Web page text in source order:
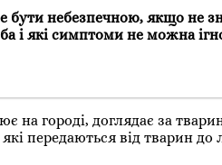
бути небезпечною, якщо не
і які симптоми не можна
на городі, доглядає за
передаються від тварин